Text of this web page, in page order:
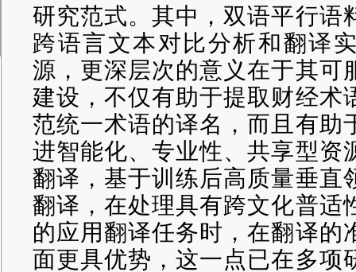
研究范式。其中，双语平行语
跨语言文本对比分析和翻译
源，更深层次的意义在于其可
建设，不仅有助于提取财经术
范统一术语的译名，而且有助
进智能化、专业性、共享型资
翻译，基于训练后高质量垂直
翻译，在处理具有跨文化普适
的应用翻译任务时，在翻译的
面更具优势，这一点已在多项